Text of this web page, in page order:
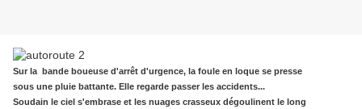
Sur la bande boueuse d'arrêt d'urgence, la foule en loque se presse
sous une pluie battante. Elle regarde passer les accidents...
Soudain le ciel s'embrase et les nuages crasseux dégoulinent le long